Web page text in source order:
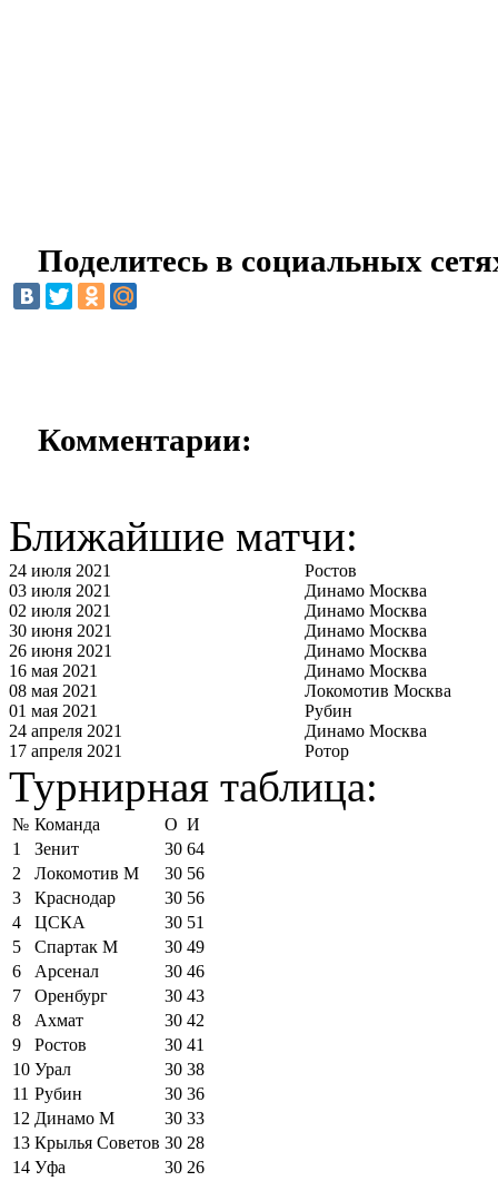
Поделитесь в социальных
Комментарии:
Ближайшие матчи:
24 июля 2021
Ростов
03 июля 2021
Динамо Москва
02 июля 2021
Динамо Москва
30 июня 2021
Динамо Москва
26 июня 2021
Динамо Москва
16 мая 2021
Динамо Москва
08 мая 2021
Локомотив Москва
01 мая 2021
Рубин
24 апреля 2021
Динамо Москва
17 апреля 2021
Ротор
Турнирная таблица:
№ Команда О И
1
Зенит 30 64
2
Локомотив М 30 56
3
Краснодар 30 56
4
ЦСКА 30 51
5
Спартак М 30 49
6
Арсенал 30 46
7
Оренбург 30 43
8
Ахмат 30 42
9
Ростов 30 41
10 Урал 30 38
11 Рубин 30 36
12 Динамо М 30 33
13 Крылья Советов 30 28
14 Уфа 30 26